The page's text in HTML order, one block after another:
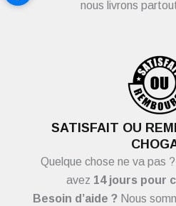
nous livrons
SATISFAIT OU
Quelque chose ne va pas
avez 14 jours pour
Besoin d’aide ? Nous